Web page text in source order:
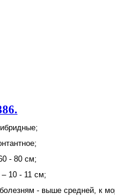
- 80 см;
10 - 11 см;
- выше средней, к